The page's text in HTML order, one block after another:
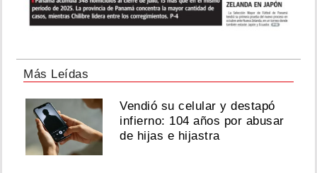
Más Leídas
Vendió su celular y destapó
infierno: 104 años por abusar
de hijas e hijastra